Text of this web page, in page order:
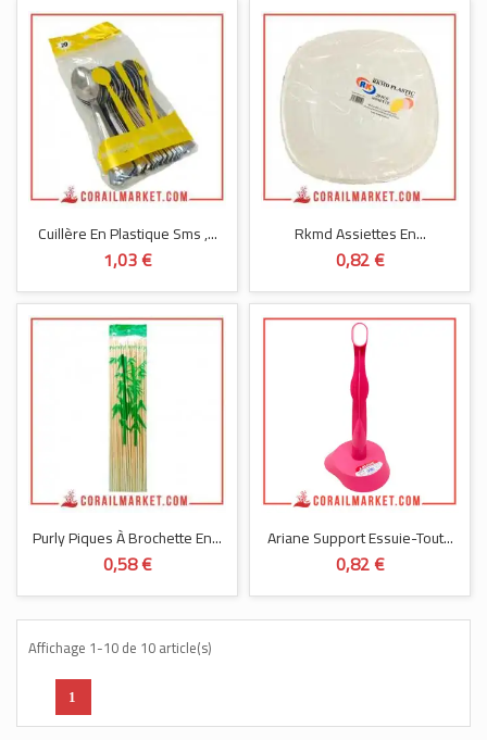
Cuillère En Plastique Sms ,...
1,03 €
Rkmd Assiettes En...
0,82 €
Purly Piques À Brochette En...
0,58 €
Ariane Support Essuie-Tout...
0,82 €
Affichage 1-10 de 10 article(s)
1